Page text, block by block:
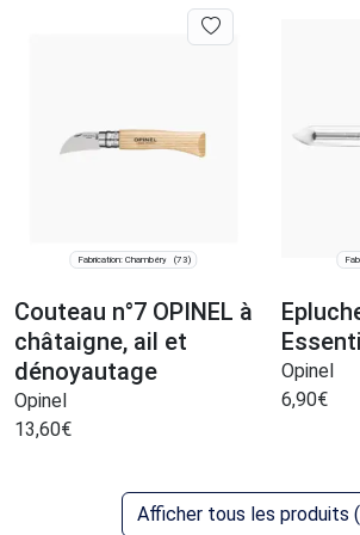
Fabrication: Chambéry (73)
Couteau n°7 OPINEL à
châtaigne, ail et
dénoyautage
Opinel
13,60€
Opinel
6,90€
Afficher tous les produits